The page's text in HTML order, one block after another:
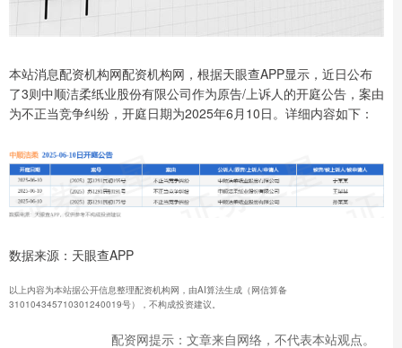
本站消息配资机构网配资机构网，根据天眼查APP显示，近日公布
了3则中顺洁柔纸业股份有限公司作为原告/上诉人的开庭公告，案由
为不正当竞争纠纷，开庭日期为2025年6月10日。详细内容如下：
数据来源：天眼查APP
以上内容为本站据公开信息整理配资机构网，由AI算法生成（网信算备
310104345710301240019号），不构成投资建议。
配资网提示：文章来自网络，不代表本站观点。